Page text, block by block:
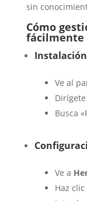
sin
Cómo
fácilmente
Ve al
Dirígete
Busca
Ve a
Haz clic